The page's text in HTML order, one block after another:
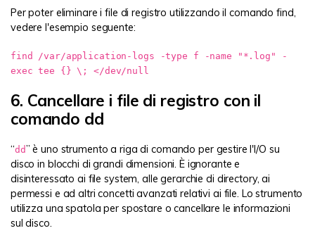
Per poter eliminare i file di registro utilizzando il comando find,
vedere l'esempio seguente:
find /var/application-logs -type f -name "*.log" -
exec tee {} \; </dev/null
6. Cancellare i file di registro con il
comando dd
“dd” è uno strumento a riga di comando per gestire l'I/O su
disco in blocchi di grandi dimensioni. È ignorante e
disinteressato ai file system, alle gerarchie di directory, ai
permessi e ad altri concetti avanzati relativi ai file. Lo strumento
utilizza una spatola per spostare o cancellare le informazioni
sul disco.